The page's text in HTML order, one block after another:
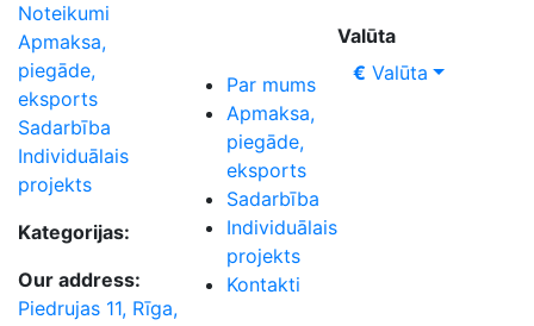
Noteikumi
Apmaksa,
piegāde,
eksports
Sadarbība
Individuālais
projekts
Kategorijas:
Our address:
Piedrujas 11, Rīga,
Par mums
Apmaksa,
piegāde,
eksports
Sadarbība
Individuālais
projekts
Kontakti
Valūta
€ Valūta